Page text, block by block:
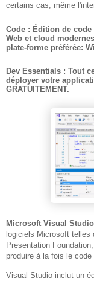
certains cas, même
Code : Édition de
Web et cloud
plate-forme préférée:
Dev Essentials : Tout
déployer votre
GRATUITEMENT.
Microsoft Visual Studio
logiciels Microsoft telles
Presentation
produire à la fois le
Visual Studio inclut un